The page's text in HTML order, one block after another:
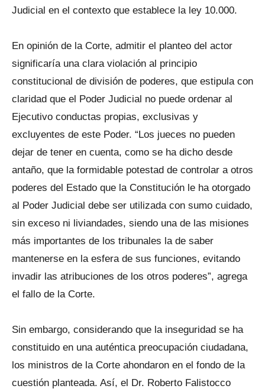
Judicial en el contexto que establece la ley 10.000.
En opinión de la Corte, admitir el planteo del actor
significaría una clara violación al principio
constitucional de división de poderes, que estipula con
claridad que el Poder Judicial no puede ordenar al
Ejecutivo conductas propias, exclusivas y
excluyentes de este Poder. “Los jueces no pueden
dejar de tener en cuenta, como se ha dicho desde
antaño, que la formidable potestad de controlar a otros
poderes del Estado que la Constitución le ha otorgado
al Poder Judicial debe ser utilizada con sumo cuidado,
sin exceso ni liviandades, siendo una de las misiones
más importantes de los tribunales la de saber
mantenerse en la esfera de sus funciones, evitando
invadir las atribuciones de los otros poderes”, agrega
el fallo de la Corte.
Sin embargo, considerando que la inseguridad se ha
constituido en una auténtica preocupación ciudadana,
los ministros de la Corte ahondaron en el fondo de la
cuestión planteada. Así, el Dr. Roberto Falistocco